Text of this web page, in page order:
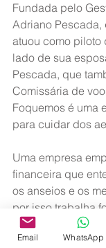
Fundada pelo
Adriano Pescada,
atuou como piloto
lado de sua
Pescada, que
Comissária de
Foquemos é uma
para cuidar dos
Uma empresa
financeira que
os anseios e os
por isso trabalha
vida dos
próspera para
Email WhatsApp